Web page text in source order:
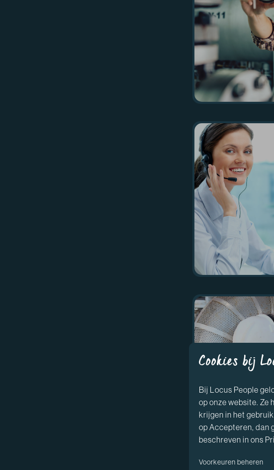
Cookies bij
Bij Locus People
op onze website. Ze
krijgen in het
op Accepteren, dan
beschreven in ons
Voorkeuren beheren